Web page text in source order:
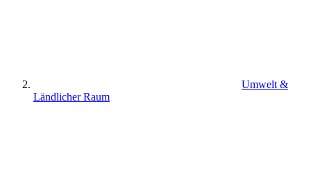
Umwelt &
Ländlicher Raum